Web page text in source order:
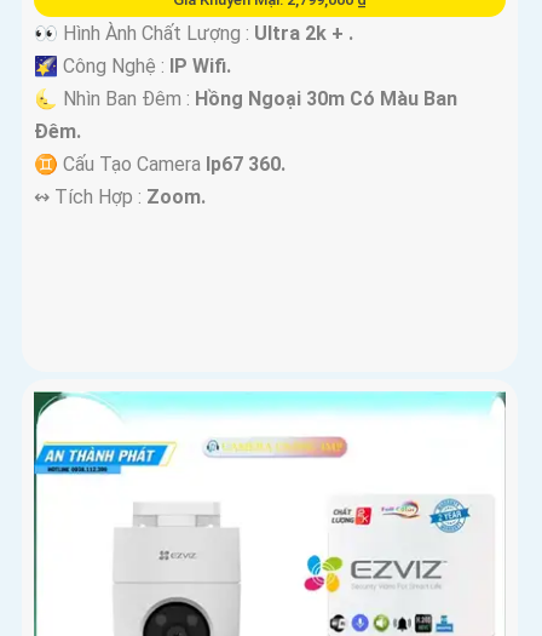
👀 Hình Ành Chất Lượng : Ultra 2k + .
🌠 Công Nghệ : IP Wifi.
🌜 Nhìn Ban Đêm : Hồng Ngoại 30m Có Màu Ban
Ðêm.
♊ Cấu Tạo Camera Ip67 360.
️↭ Tích Hợp : Zoom.